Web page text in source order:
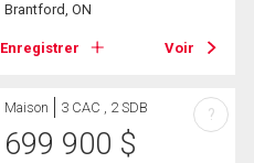
Brantford, ON
Enregistrer Voir
Maison 3 CAC , 2 SDB
699 900 $
?